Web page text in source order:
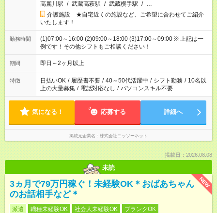
高麗川駅 / 武蔵高萩駅 / 武蔵横手駅 / …
介護施設 ★自宅近くの施設など、ご希望に合わせてご紹介
いたします！
勤務時間
(1)07:00～16:00 (2)09:00～18:00 (3)17:00～09:00 ※ 上記は一
例です！その他シフトもご相談ください！
期間 即日～2ヶ月以上
特徴 日払いOK / 履歴書不要 / 40～50代活躍中 / シフト勤務 / 10名以
上の大量募集 / 電話対応なし / パソコンスキル不要
気になる！ 応募する 詳細へ
掲載元企業名 株式会社ニッソーネット
掲載日：2026.08.08
未読
NEW
3ヵ月で79万円稼ぐ！未経験OK＊おばあちゃん
のお話相手など＊
派遣 職種未経験OK 社会人未経験OK
ブランクOK